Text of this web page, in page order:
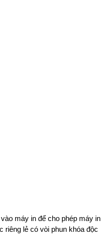
máy in để cho phép máy in
lẻ có vòi phun khóa độc